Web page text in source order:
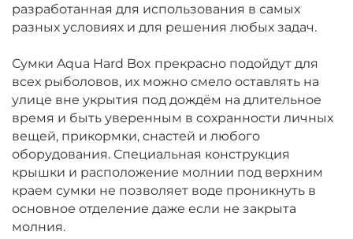
разработанная для использования в самых
разных условиях и для решения любых задач.
Сумки Aqua Hard Box прекрасно подойдут для
всех рыболовов, их можно смело оставлять на
улице вне укрытия под дождём на длительное
время и быть уверенным в сохранности личных
вещей, прикормки, снастей и любого
оборудования. Специальная конструкция
крышки и расположение молнии под верхним
краем сумки не позволяет воде проникнуть в
основное отделение даже если не закрыта
молния.